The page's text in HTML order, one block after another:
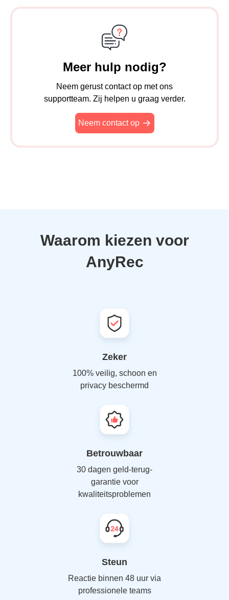
Meer hulp nodig?
Neem gerust contact op met ons
supportteam. Zij helpen u graag verder.
Neem contact op
Waarom kiezen voor
AnyRec
Zeker
100% veilig, schoon en
privacy beschermd
Betrouwbaar
30 dagen geld-terug-
garantie voor
kwaliteitsproblemen
Steun
Reactie binnen 48 uur via
professionele teams